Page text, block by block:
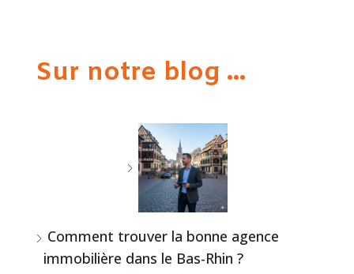
Sur notre blog ...
Comment trouver la bonne agence
immobilière dans le Bas-Rhin ?